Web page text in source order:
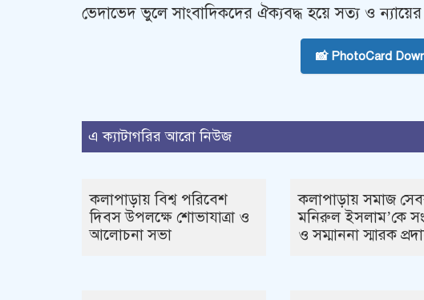
ভেদাভেদ ভুলে সাংবাদিকদের ঐক্যবদ্ধ হয়ে সত্য ও
📸 PhotoCard
এ ক্যাটাগরির আরো নিউজ
কলাপাড়ায় বিশ্ব পরিবেশ
দিবস উপলক্ষে শোভাযাত্রা ও
আলোচনা সভা
কলাপাড়ায় সমাজ
মনিরুল ইসলাম’কে
ও সম্মাননা স্মারক